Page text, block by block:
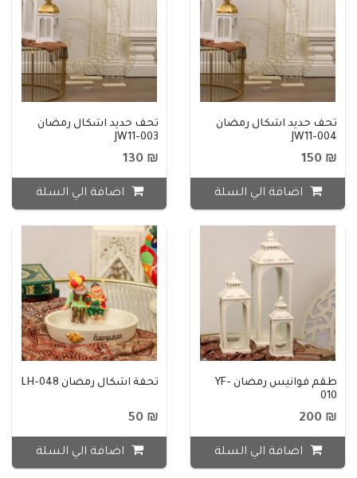
تحف حديد اشكال رمضان
JW11-004
₪ 150
اضافة الي السلة
تحف حديد اشكال رمضان
JW11-003
₪ 130
اضافة الي السلة
طقم فوانيس رمضان YF-
010
₪ 200
اضافة الي السلة
تحفة اشكال رمضان LH-048
₪ 50
اضافة الي السلة